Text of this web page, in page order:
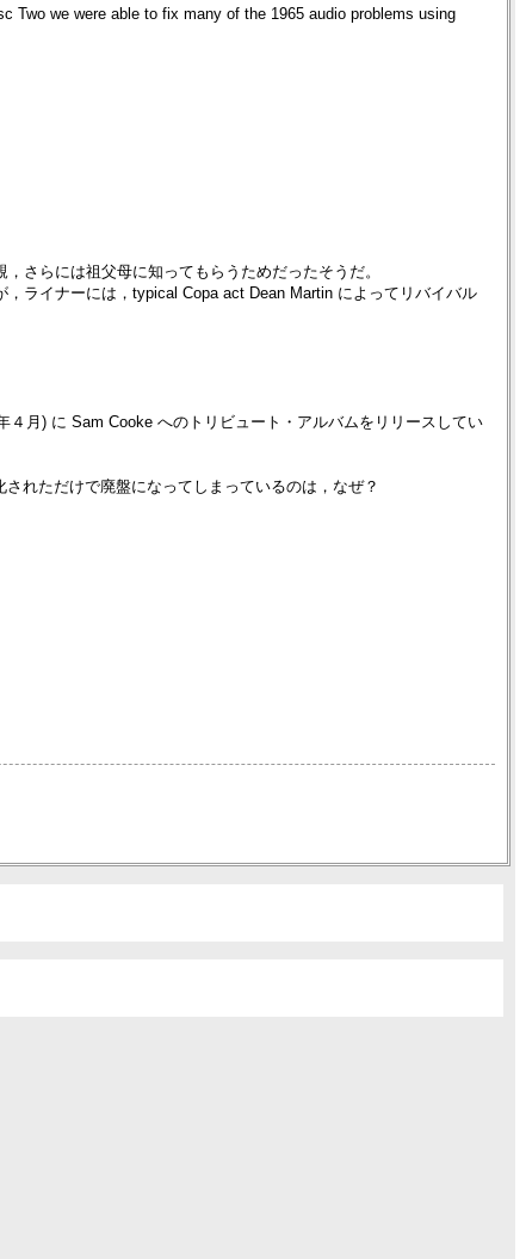
Two we were able to fix many of the 1965 audio problems using
さらには祖父母に知ってもらうためだったそうだ。
，ライナーには，typical Copa act Dean Martin によってリバイバル
月) に Sam Cooke へのトリビュート・アルバムをリリースしてい
れただけで廃盤になってしまっているのは，なぜ？